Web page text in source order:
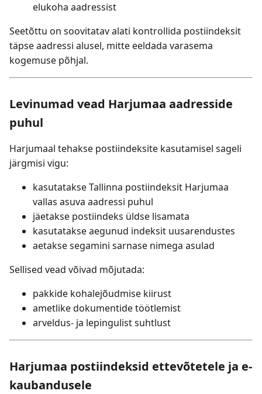
elukoha aadressist
Seetõttu on soovitatav alati kontrollida postiindeksit
täpse aadressi alusel, mitte eeldada varasema
kogemuse põhjal.
Levinumad vead Harjumaa aadresside
puhul
Harjumaal tehakse postiindeksite kasutamisel sageli
järgmisi vigu:
kasutatakse Tallinna postiindeksit Harjumaa
vallas asuva aadressi puhul
jäetakse postiindeks üldse lisamata
kasutatakse aegunud indeksit uusarendustes
aetakse segamini sarnase nimega asulad
Sellised vead võivad mõjutada:
pakkide kohalejõudmise kiirust
ametlike dokumentide töötlemist
arveldus- ja lepingulist suhtlust
Harjumaa postiindeksid ettevõtetele ja e-
kaubandusele